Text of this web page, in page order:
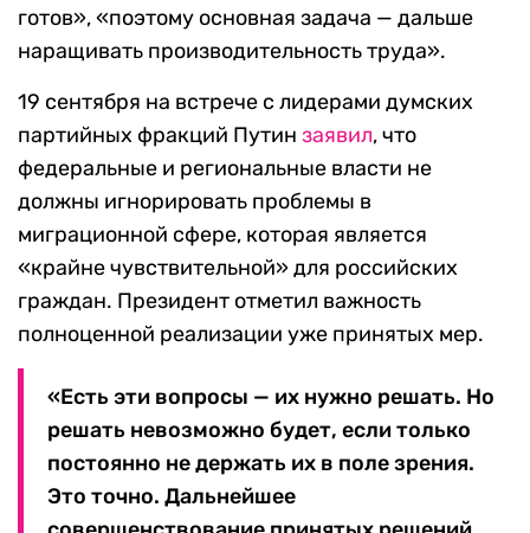
готов», «поэтому основная задача — дальше
наращивать производительность труда».
19 сентября на встрече с лидерами думских
партийных фракций Путин заявил, что
федеральные и региональные власти не
должны игнорировать проблемы в
миграционной сфере, которая является
«крайне чувствительной» для российских
граждан. Президент отметил важность
полноценной реализации уже принятых мер.
«Есть эти вопросы — их нужно решать. Но
решать невозможно будет, если только
постоянно не держать их в поле зрения.
Это точно. Дальнейшее